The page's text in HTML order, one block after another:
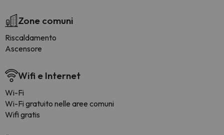
Zone comuni
Riscaldamento
Ascensore
Wifi e Internet
Wi-Fi
Wi-Fi gratuito nelle aree comuni
Wifi gratis